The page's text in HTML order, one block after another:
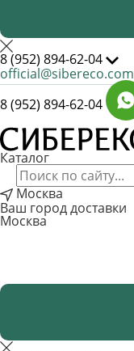
8 (952) 894-62-04
official@sibereco.com
8 (952) 894-62-04
Каталог
Москва
Ваш город доставки
Москва